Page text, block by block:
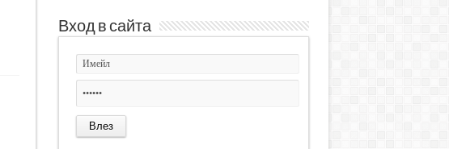
Вход в сайта